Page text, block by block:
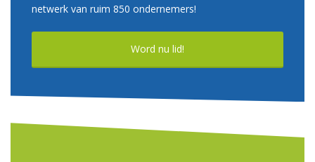
netwerk van ruim 850 ondernemers!
Word nu lid!